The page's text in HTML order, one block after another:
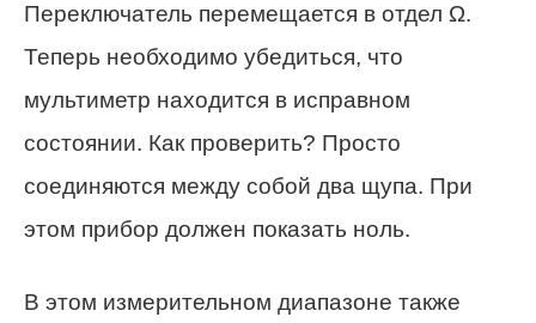
Переключатель перемещается в отдел Ω.
Теперь необходимо убедиться, что
мультиметр находится в исправном
состоянии. Как проверить? Просто
соединяются между собой два щупа. При
этом прибор должен показать ноль.
В этом измерительном диапазоне также